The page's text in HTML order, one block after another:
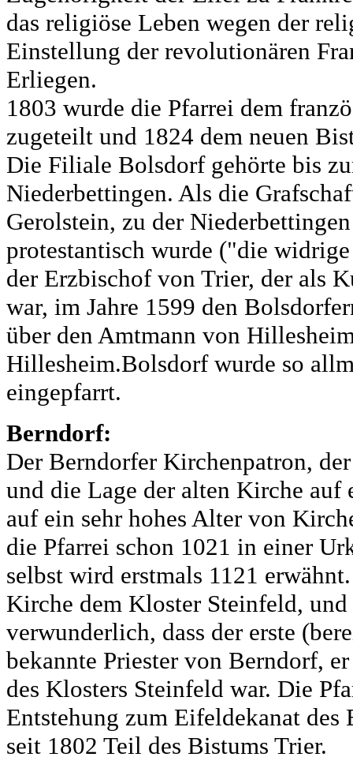
das religiöse Leben wegen der
Einstellung der revolutionären
Erliegen.
1803 wurde die Pfarrei dem
zugeteilt und 1824 dem neuen
Die Filiale Bolsdorf gehörte bis
Niederbettingen. Als die
Gerolstein, zu der
protestantisch wurde ("die
der Erzbischof von Trier, der als
war, im Jahre 1599 den
über den Amtmann von
Hillesheim.Bolsdorf wurde so
eingepfarrt.
Berndorf:
Der Berndorfer Kirchenpatron,
und die Lage der alten Kirche auf
auf ein sehr hohes Alter von
die Pfarrei schon 1021 in einer
selbst wird erstmals 1121
Kirche dem Kloster Steinfeld,
verwunderlich, dass der erste
bekannte Priester von Berndorf,
des Klosters Steinfeld war. Die
Entstehung zum Eifeldekanat
seit 1802 Teil des Bistums Trier.